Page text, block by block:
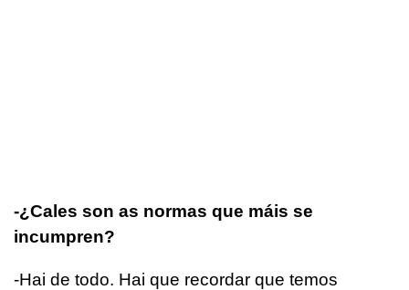
-¿Cales son as normas que máis se
incumpren?
-Hai de todo. Hai que recordar que temos